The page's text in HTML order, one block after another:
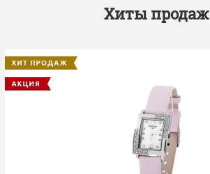
Хиты продаж